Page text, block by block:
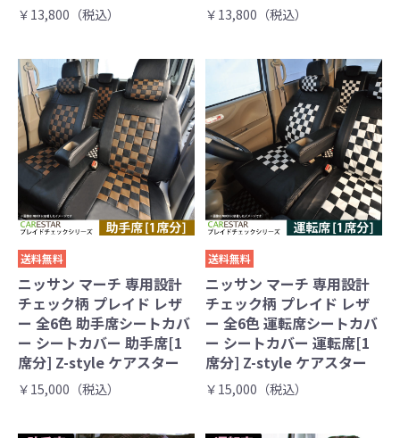
￥13,800（税込） ￥13,800（税込）
送料無料
ニッサン マーチ 専用設計
チェック柄 プレイド レザ
ー 全6色 助手席シートカバ
ー シートカバー 助手席[1
席分] Z-style ケアスター
￥15,000（税込）
送料無料
ニッサン マーチ 専用設計
チェック柄 プレイド レザ
ー 全6色 運転席シートカバ
ー シートカバー 運転席[1
席分] Z-style ケアスター
￥15,000（税込）